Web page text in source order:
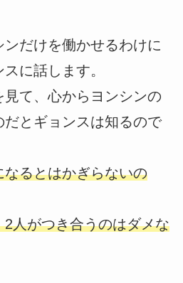
だけを働かせるわけに
に話します。
て、心からヨンシンの
だとギョンスは知るので
るとはかぎらないの
人がつき合うのはダメな